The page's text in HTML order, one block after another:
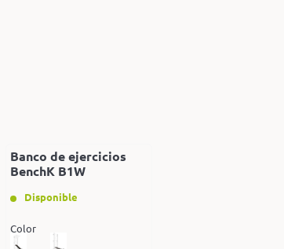
Banco de ejercicios
BenchK B1W
Disponible
Color